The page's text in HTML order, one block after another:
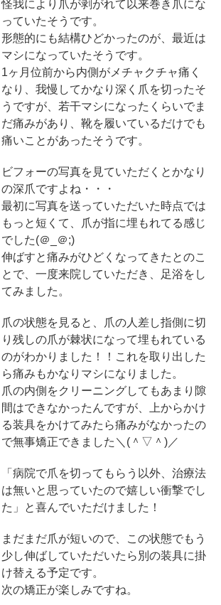
怪我により爪が剥がれて以来巻き爪にな
っていたそうです。
形態的にも結構ひどかったのが、最近は
マシになっていたそうです。
1ヶ月位前から内側がメチャクチャ痛く
なり、我慢してかなり深く爪を切ったそ
うですが、若干マシになったくらいでま
だ痛みがあり、靴を履いているだけでも
痛いことがあったそうです。
ビフォーの写真を見ていただくとかなり
の深爪ですよね・・・
最初に写真を送っていただいた時点では
もっと短くて、爪が指に埋もれてる感じ
でした(＠_＠;)
伸ばすと痛みがひどくなってきたとのこ
とで、一度来院していただき、足浴をし
てみました。
爪の状態を見ると、爪の人差し指側に切
り残しの爪が棘状になって埋もれている
のがわかりました！！これを取り出した
ら痛みもかなりマシになりました。
爪の内側をクリーニングしてもあまり隙
間はできなかったんですが、上からかけ
る装具をかけてみたら痛みがなかったの
で無事矯正できました＼(＾▽＾)／
「病院で爪を切ってもらう以外、治療法
は無いと思っていたので嬉しい衝撃でし
た」と喜んでいただけました！
まだまだ爪が短いので、この状態でもう
少し伸ばしていただいたら別の装具に掛
け替える予定です。
次の矯正が楽しみですね。